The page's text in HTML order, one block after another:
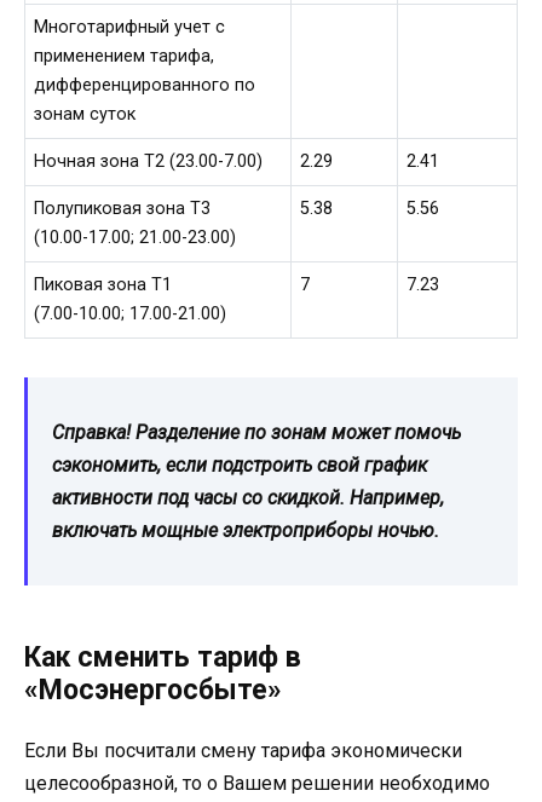
Многотарифный учет с
применением тарифа,
дифференцированного по
зонам суток
Ночная зона Т2 (23.00-7.00) 2.29 2.41
Полупиковая зона Т3
(10.00-17.00; 21.00-23.00)
5.38 5.56
Пиковая зона Т1
(7.00-10.00; 17.00-21.00)
7 7.23
Справка! Разделение по зонам может помочь
сэкономить, если подстроить свой график
активности под часы со скидкой. Например,
включать мощные электроприборы ночью.
Как сменить тариф в
«Мосэнергосбыте»
Если Вы посчитали смену тарифа экономически
целесообразной, то о Вашем решении необходимо